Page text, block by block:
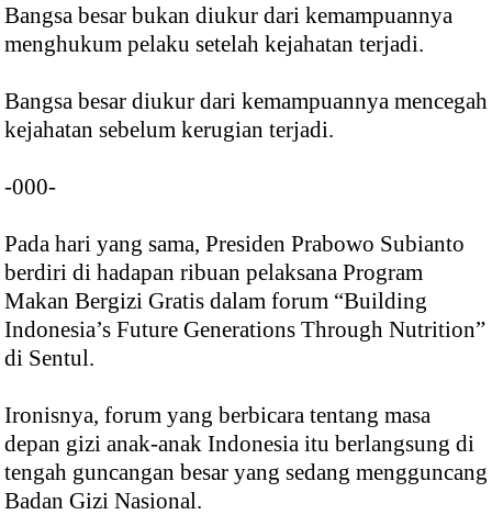
Bangsa besar bukan diukur dari kemampuannya
menghukum pelaku setelah kejahatan terjadi.
Bangsa besar diukur dari kemampuannya mencegah
kejahatan sebelum kerugian terjadi.
-000-
Pada hari yang sama, Presiden Prabowo Subianto
berdiri di hadapan ribuan pelaksana Program
Makan Bergizi Gratis dalam forum “Building
Indonesia’s Future Generations Through Nutrition”
di Sentul.
Ironisnya, forum yang berbicara tentang masa
depan gizi anak-anak Indonesia itu berlangsung di
tengah guncangan besar yang sedang mengguncang
Badan Gizi Nasional.